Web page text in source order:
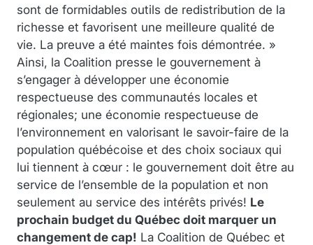
sont de formidables outils de redistribution de la
richesse et favorisent une meilleure qualité de
vie. La preuve a été maintes fois démontrée. »
Ainsi, la Coalition presse le gouvernement à
s’engager à développer une économie
respectueuse des communautés locales et
régionales; une économie respectueuse de
l’environnement en valorisant le savoir-faire de la
population québécoise et des choix sociaux qui
lui tiennent à cœur : le gouvernement doit être au
service de l’ensemble de la population et non
seulement au service des intérêts privés! Le
prochain budget du Québec doit marquer un
changement de cap! La Coalition de Québec et